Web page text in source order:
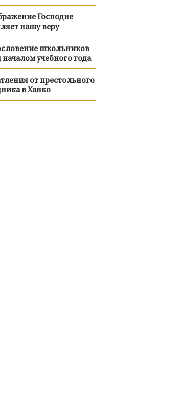
Господне
нашу веру
школьников
началом учебного года
от престольного
в Ханко